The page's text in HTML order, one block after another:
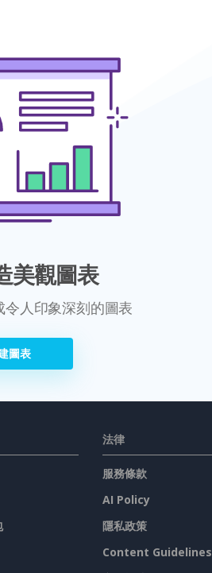
美觀圖表
人印象深刻的圖表
圖表
法律
服務條款
AI Policy
隱私政策
Content Guidelines